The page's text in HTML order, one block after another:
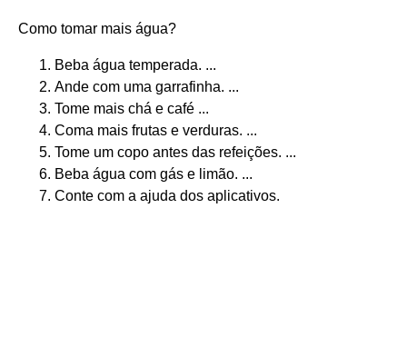
Como tomar mais água?
Beba água temperada. ...
Ande com uma garrafinha. ...
Tome mais chá e café ...
Coma mais frutas e verduras. ...
Tome um copo antes das refeições. ...
Beba água com gás e limão. ...
Conte com a ajuda dos aplicativos.